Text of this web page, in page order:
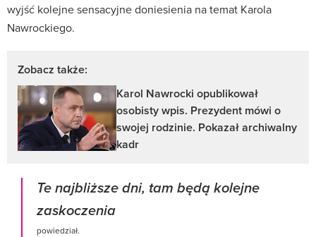
wyjść kolejne sensacyjne doniesienia na temat Karola
Nawrockiego.
Zobacz także:
Karol Nawrocki opublikował
osobisty wpis. Prezydent mówi o
swojej rodzinie. Pokazał archiwalny
kadr
Te najbliższe dni, tam będą kolejne
zaskoczenia
powiedział.